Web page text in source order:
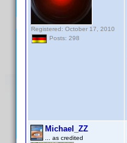
Registered: October 17, 2010
Posts: 298
Michael_ZZ
... as credited